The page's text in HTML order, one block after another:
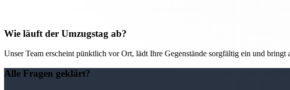
Wie läuft der Umzugstag ab?
Unser Team erscheint pünktlich vor Ort, lädt Ihre Gegenstände sorgfältig ein und
Alle Fragen geklärt?